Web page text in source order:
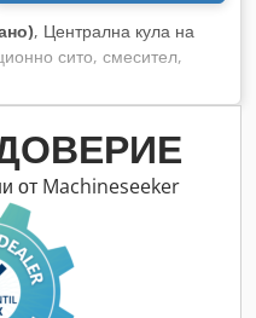
, Централна кула на
сито, смесител,
160 тона/час Dedpfx
от Machineseeker